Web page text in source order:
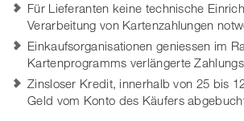
Für Lieferanten keine technische
Verarbeitung von Kartenzahlungen
Einkaufsorganisationen geniessen im
Kartenprogramms verlängerte
Zinsloser Kredit, innerhalb von 25 bis
Geld vom Konto des Käufers